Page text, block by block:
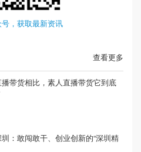
，获取最新资讯
查看更多
带货相比，素人直播带货它到底
：敢闯敢干、创业创新的“深圳精